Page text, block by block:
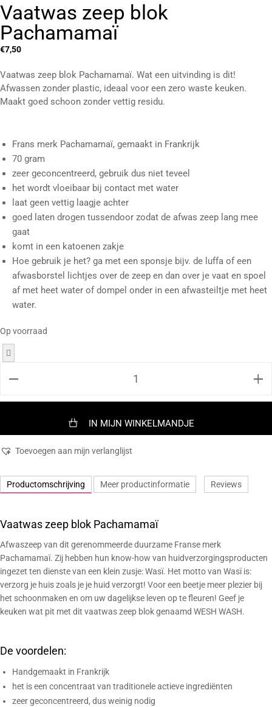
Vaatwas zeep blok
Pachamamaï
€7,50
Vaatwas zeep blok Pachamamaï. Wat een uitvinding is dit!
Afwassen zonder plastic, ideaal voor een zero waste keuken.
Maakt goed schoon zonder vettig residu.
Frans merk Pachamamaï, gemaakt in Frankrijk
70 gram
zeer geconcentreerd, gebruik dus niet teveel
het wordt vloeibaar bij contact met water
laat geen vettig laagje achter
goed laten drogen tussendoor zodat de afwas zeep lang mee
gaat
komt in een katoenen zakje
Hoe gebruik je het? ga met een sponsje bijv. de luffa of een
afwasborstel lichtjes over de zeep en dan over je vaat en spoel
af met heet water of dompel onder in een afwasteiltje met heet
water.
Op voorraad
IN MIJN WINKELMANDJE
Toevoegen aan mijn verlanglijst
Productomschrijving Meer productinformatie Reviews
Vaatwas zeep blok Pachamamaï
Afwaszeep van dit gerenommeerde duurzame Franse merk
Pachamamaï. Zij hebben hun know-how van huidverzorgingsproducten
ingezet ten dienste van een klein zusje: Wasï. Het motto van Wasï is:
verzorg je huis zoals je je huid verzorgt! Voor een beetje meer plezier bij
het schoonmaken en om uw dagelijkse leven op te fleuren! Geef je
keuken wat pit met dit vaatwas zeep blok genaamd WESH WASH.
De voordelen:
Handgemaakt in Frankrijk
het is een concentraat van traditionele actieve ingrediënten
zeer geconcentreerd, dus weinig nodig